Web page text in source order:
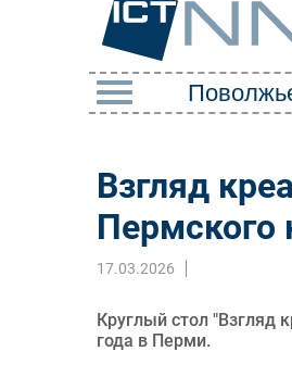
Автоматизация
Промышленности
Мобильная связь
Взгляд
Пермского
17.03.2026
Круглый стол "Взгляд
года в Перми.